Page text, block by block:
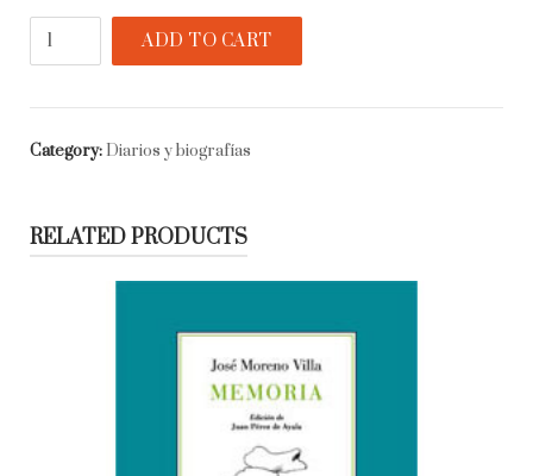
Rubén
bardo
rei"
quantity
ADD TO CART
Category:Diarios y biografías
RELATED PRODUCTS